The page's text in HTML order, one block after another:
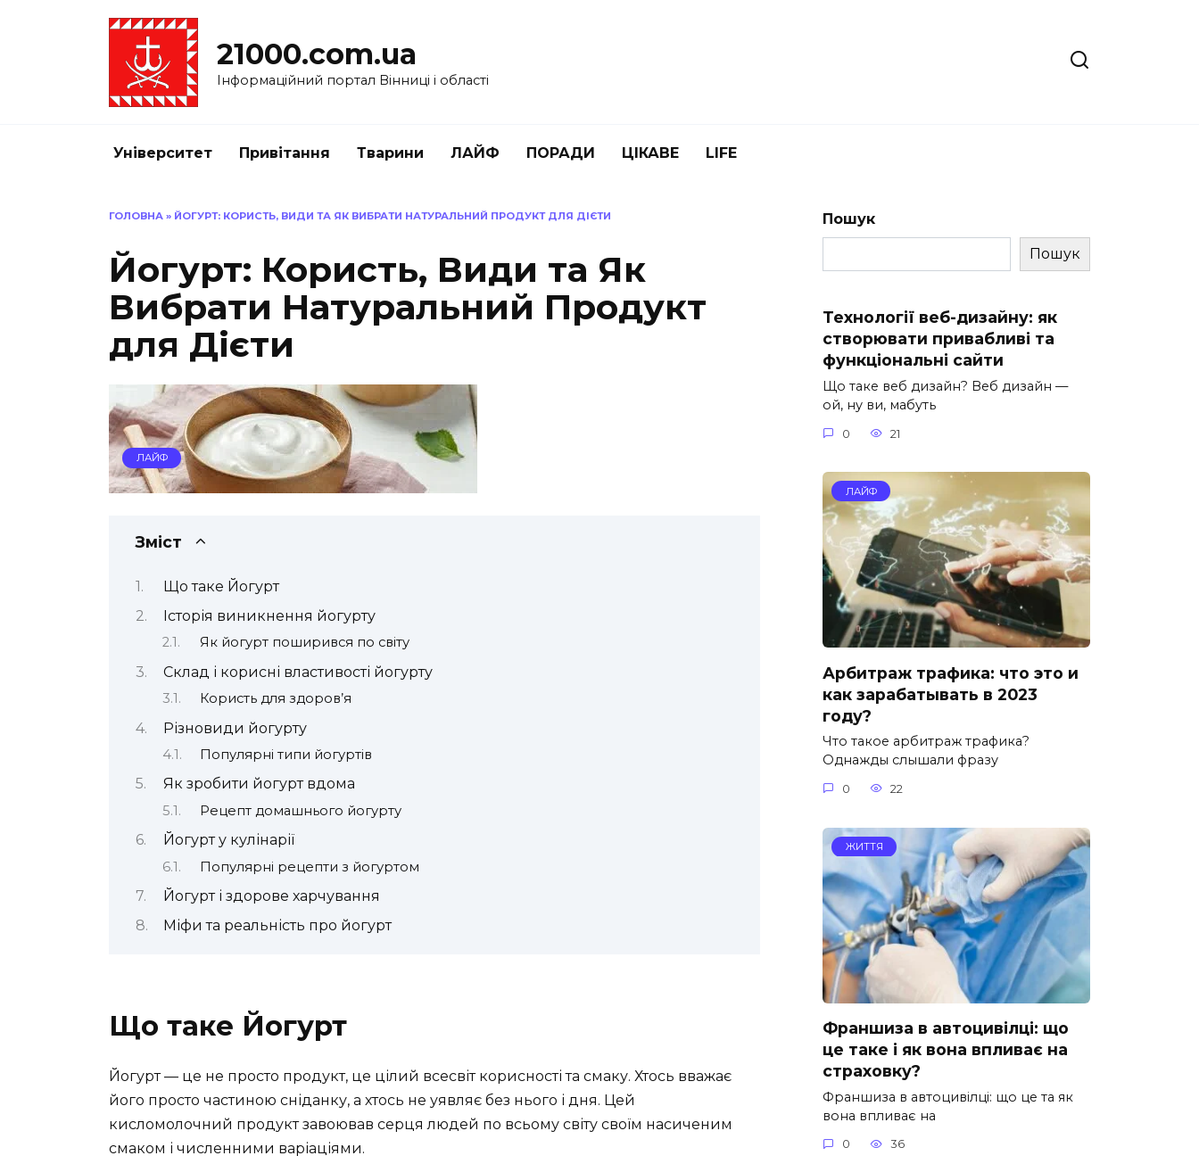
21000.com.ua
Інформаційний портал Вінниці і області
Університет Привітання Тварини ЛАЙФ ПОРАДИ ЦІКАВЕ LIFE
ГОЛОВНА » ЙОГУРТ: КОРИСТЬ, ВИДИ ТА ЯК ВИБРАТИ НАТУРАЛЬНИЙ ПРОДУКТ ДЛЯ ДІЄТИ
Йогурт: Користь, Види та Як
Вибрати Натуральний Продукт
для Дієти
ЛАЙФ
Зміст
Що таке Йогурт
Історія виникнення йогурту
Як йогурт поширився по світу
Склад і корисні властивості йогурту
Користь для здоров’я
Різновиди йогурту
Популярні типи йогуртів
Як зробити йогурт вдома
Рецепт домашнього йогурту
Йогурт у кулінарії
Популярні рецепти з йогуртом
Йогурт і здорове харчування
Міфи та реальність про йогурт
Що таке Йогурт
Йогурт — це не просто продукт, це цілий всесвіт корисності та смаку. Хтось вважає
його просто частиною сніданку, а хтось не уявляє без нього і дня. Цей
кисломолочний продукт завоював серця людей по всьому світу своїм насиченим
смаком і численними варіаціями.
Пошук
Пошук
Технології веб-дизайну: як
створювати привабливі та
функціональні сайти
Що таке веб дизайн? Веб дизайн —
ой, ну ви, мабуть
0 21
ЛАЙФ
Арбитраж трафика: что это и
как зарабатывать в 2023
году?
Что такое арбитраж трафика?
Однажды слышали фразу
0 22
ЖИТТЯ
Франшиза в автоцивілці: що
це таке і як вона впливає на
страховку?
Франшиза в автоцивілці: що це та як
вона впливає на
0 36